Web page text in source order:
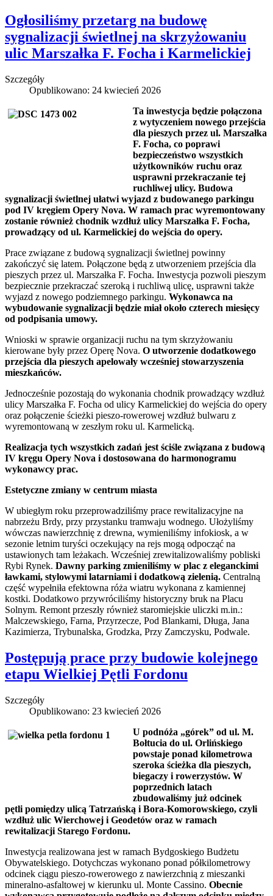
Ogłosiliśmy przetarg na budowę
sygnalizacji świetlnej na skrzyżowaniu
ulic Marszałka F. Focha i Karmelickiej
Szczegóły
Opublikowano: 24 kwiecień 2026
Ta inwestycja będzie połączona
z wytyczeniem nowego przejścia
dla pieszych przez ul. Marszałka
F. Focha, co poprawi
bezpieczeństwo wszystkich
użytkowników ruchu oraz
usprawni przekraczanie tej
ruchliwej ulicy. Budowa
sygnalizacji świetlnej ułatwi wyjazd z budowanego parkingu
pod IV kręgiem Opery Nova. W ramach prac wyremontowany
zostanie również chodnik wzdłuż ulicy Marszałka F. Focha,
prowadzący od ul. Karmelickiej do wejścia do opery.
Prace związane z budową sygnalizacji świetlnej powinny
zakończyć się latem. Połączone będą z utworzeniem przejścia dla
pieszych przez ul. Marszałka F. Focha. Inwestycja pozwoli pieszym
bezpiecznie przekraczać szeroką i ruchliwą ulicę, usprawni także
wyjazd z nowego podziemnego parkingu. Wykonawca na
wybudowanie sygnalizacji będzie miał około czterech miesięcy
od podpisania umowy.
Wnioski w sprawie organizacji ruchu na tym skrzyżowaniu
kierowane były przez Operę Nova. O utworzenie dodatkowego
przejścia dla pieszych apelowały wcześniej stowarzyszenia
mieszkańców.
Jednocześnie pozostają do wykonania chodnik prowadzący wzdłuż
ulicy Marszałka F. Focha od ulicy Karmelickiej do wejścia do opery
oraz połączenie ścieżki pieszo-rowerowej wzdłuż bulwaru z
wyremontowaną w zeszłym roku ul. Karmelicką.
Realizacja tych wszystkich zadań jest ściśle związana z budową
IV kręgu Opery Nova i dostosowana do harmonogramu
wykonawcy prac.
Estetyczne zmiany w centrum miasta
W ubiegłym roku przeprowadziliśmy prace rewitalizacyjne na
nabrzeżu Brdy, przy przystanku tramwaju wodnego. Ułożyliśmy
wówczas nawierzchnię z drewna, wymieniliśmy infokiosk, a w
sezonie letnim turyści oczekujący na rejs mogą odpocząć na
ustawionych tam leżakach. Wcześniej zrewitalizowaliśmy pobliski
Rybi Rynek. Dawny parking zmieniliśmy w plac z eleganckimi
ławkami, stylowymi latarniami i dodatkową zielenią. Centralną
część wypełniła efektowna róża wiatru wykonana z kamiennej
kostki. Dodatkowo przywróciliśmy historyczny bruk na Placu
Solnym. Remont przeszły również staromiejskie uliczki m.in.:
Malczewskiego, Farna, Przyrzecze, Pod Blankami, Długa, Jana
Kazimierza, Trybunalska, Grodzka, Przy Zamczysku, Podwale.
Postępują prace przy budowie kolejnego
etapu Wielkiej Pętli Fordonu
Szczegóły
Opublikowano: 23 kwiecień 2026
U podnóża „górek” od ul. M.
Bołtucia do ul. Orlińskiego
powstaje ponad kilometrowa
szeroka ścieżka dla pieszych,
biegaczy i rowerzystów. W
poprzednich latach
zbudowaliśmy już odcinek
pętli pomiędzy ulicą Tatrzańską i Bora-Komorowskiego, czyli
wzdłuż ulic Wierchowej i Geodetów oraz w ramach
rewitalizacji Starego Fordonu.
Inwestycja realizowana jest w ramach Bydgoskiego Budżetu
Obywatelskiego. Dotychczas wykonano ponad półkilometrowy
odcinek ciągu pieszo-rowerowego z nawierzchnią z mieszanki
mineralno-asfaltowej w kierunku ul. Monte Cassino. Obecnie